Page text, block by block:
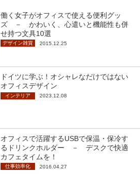
働く女子がオフィスで使える便利グッ
ズ － かわいく、心遣いと機能性も併
せ持つ文具10選
デザイン雑貨 2015.12.25
ドイツに学ぶ！オシャレなだけではない
オフィスデザイン
インテリア 2023.12.08
オフィスで活躍するUSBで保温・保冷す
るドリンクホルダー － デスクで快適
カフェタイムを！
仕事効率化 2016.04.27